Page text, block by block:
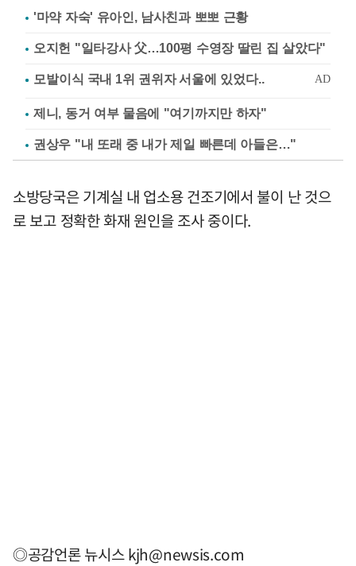
'마약 자숙' 유아인, 남사친과 뽀뽀 근황
오지헌 "일타강사 父…100평 수영장 딸린 집 살았다"
제니, 동거 여부 물음에 "여기까지만 하자"
권상우 "내 또래 중 내가 제일 빠른데 아들은…"
소방당국은 기계실 내 업소용 건조기에서 불이 난 것으
로 보고 정확한 화재 원인을 조사 중이다.
◎공감언론 뉴시스kjh@newsis.com